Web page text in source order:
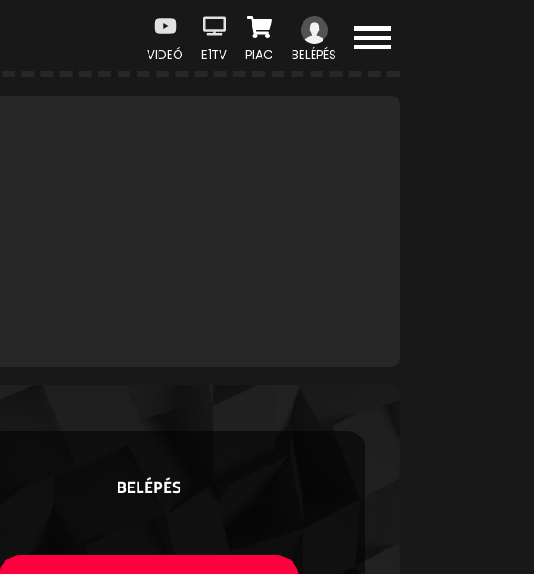
VIDEÓ E1TV PIAC BELÉPÉS
BELÉPÉS